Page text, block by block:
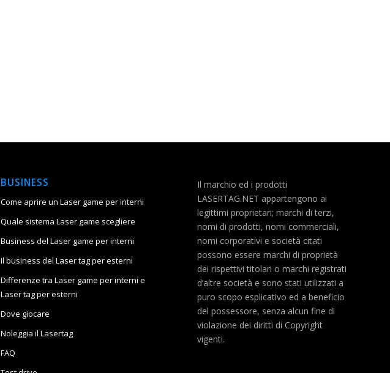
BUSINESS
Come aprire un Laser game per interni
Quale sistema Laser game scegliere
Business del Laser game per interni
Il business del Laser tag per esterni
Differenze tra Laser game per interni e
Laser tag per esterni
Dove giocare
Noleggia il Lasertag
FAQ
Il marchio ed i prodotti
LASERTAG.NET appartengono ai
legittimi proprietari; marchi di terzi,
nomi di prodotti, nomi commerciali,
nomi corporativi e società citati
possono essere marchi di proprietà
dei rispettivi titolari o marchi registrati
d’altre società e sono stati utilizzati a
puro scopo esplicativo ed a beneficio
del possessore, senza alcun fine di
violazione dei diritti di Copyright
vigenti.